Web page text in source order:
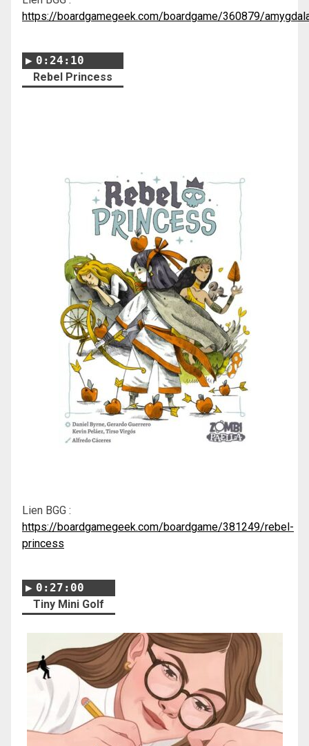
https://boardgamegeek.com/boardgame/360879/
0:24:10
Rebel Princess
Lien BGG :
https://boardgamegeek.com/boardgame/381249/rebel-
princess
0:27:00
Tiny Mini Golf